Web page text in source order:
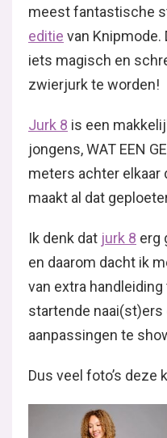
meest fantastische
editie van
iets magisch en
zwierjurk te worden!
Jurk 8 is een
jongens, WAT EEN
meters achter elkaar
maakt al dat
Ik denk dat jurk 8 erg
en daarom dacht ik
van extra
startende
aanpassingen te
Dus veel foto’s deze